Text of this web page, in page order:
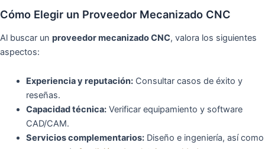
Cómo Elegir un Proveedor Mecanizado CNC
Al buscar un proveedor mecanizado CNC, valora los siguientes
aspectos:
Experiencia y reputación:Consultar casos de éxito y
reseñas.
Capacidad técnica:Verificar equipamiento y software
CAD/CAM.
Servicios complementarios:Diseño e ingeniería, así como